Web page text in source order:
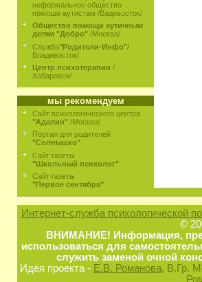
неформальное общество
помощи аутистам /Вадивосток/
Общество помощи аутичным
детям "Добро" /Москва/
Служба"Родители-Инфо"/
Владивосток/
Центр психотерапии /
Хабаровск/
мы рекомендуем
Сайт психологического центра
"Адалин" /Москва/
Портал для родителей
"Солнышко"
Сайт газеты
"Школьный психолог"
Сайт газеты
"Первое сентября"
Интернет-служба психологической
©
ВНИМАНИЕ! Информация,
использоваться для
служить заменой очной
Идея проекта - Е.В. Романова, В.Гр.